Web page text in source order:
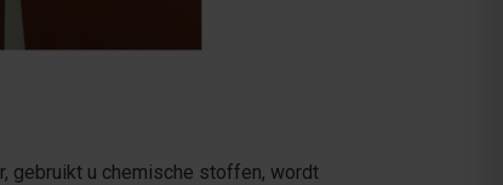
gebruikt u chemische stoffen, wordt